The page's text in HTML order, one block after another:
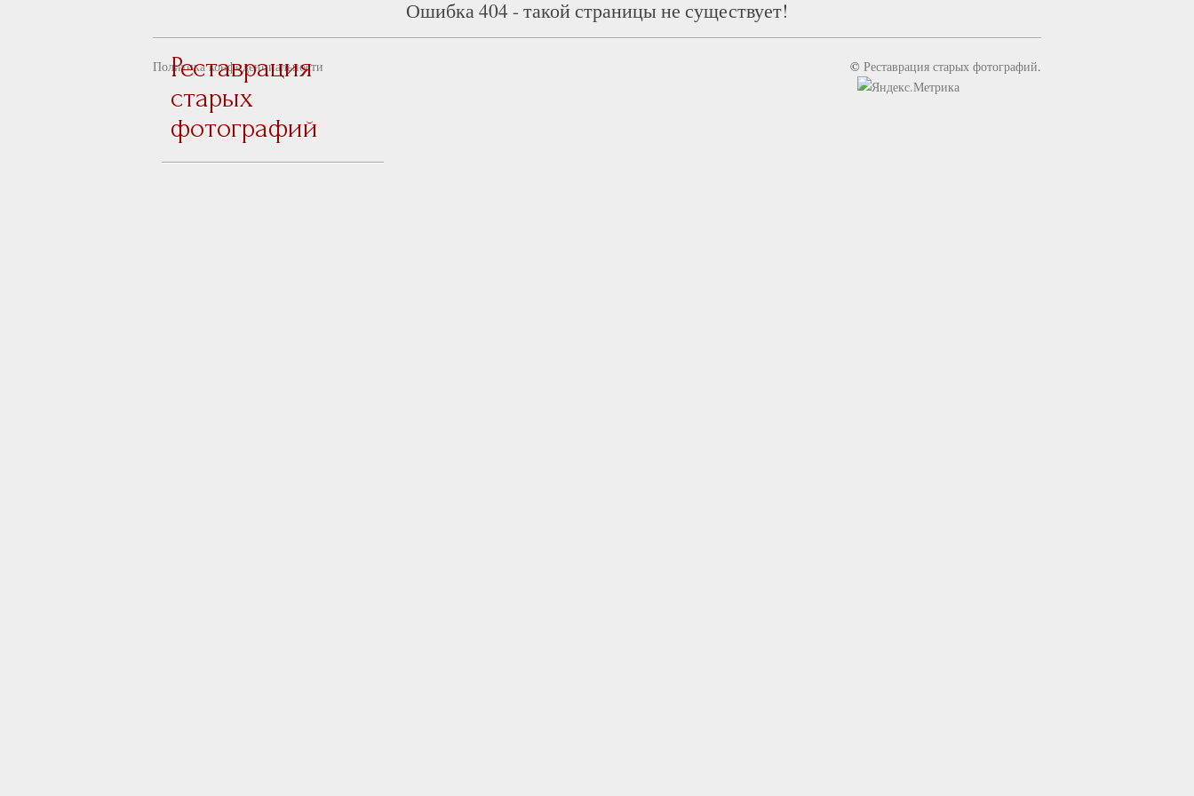
Реставрация
старых
фотографий
Ошибка 404 - такой страницы не существует!
Политика конфиденциальности © Реставрация старых фотографий.